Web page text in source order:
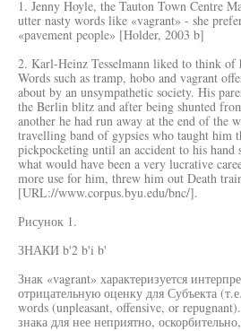
1. Jenny Hoyle, the Tauton Town Centre
utter nasty words like «vagrant» - she
«pavement people» [Holder, 2003 b]
2. Karl-Heinz Tesselmann liked to think of
Words such as tramp, hobo and vagrant
about by an unsympathetic society. His
the Berlin blitz and after being shunted
another he had run away at the end of the
travelling band of gypsies who taught him
pickpocketing until an accident to his hand
what would have been a very lucrative
more use for him, threw him out Death
[URL://www.corpus.byu.edu/bnc/].
Рисунок 1.
ЗНАКИ b'2 b'i b'
Знак «vagrant» характеризуется
отрицательную оценку для Субъекта
words (unpleasant, offensive, or
знака для нее неприятно,